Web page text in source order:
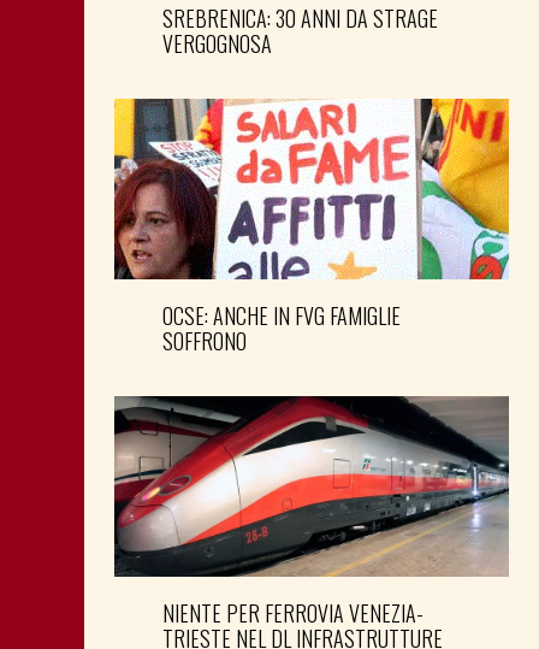
SREBRENICA: 30 ANNI DA STRAGE
VERGOGNOSA
OCSE: ANCHE IN FVG FAMIGLIE
SOFFRONO
NIENTE PER FERROVIA VENEZIA-
TRIESTE NEL DL INFRASTRUTTURE